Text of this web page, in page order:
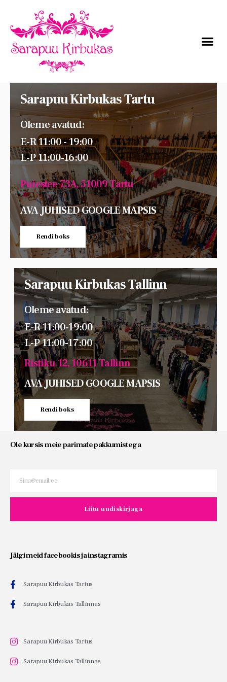
Sarapuu Kirbukas Tartu
Oleme avatud:
E-R 11:00 - 19:00
L-P 11:00-16:00
Puiestee 73A, 51009 Tartu
AVA JUHISED GOOGLE MAPSIS
Rendi boks
Sarapuu Kirbukas Tallinn
Oleme avatud:
E-R 11:00-19:00
L-P 11:00-17:00
Ristiku 12, 10611 Tallinn
AVA JUHISED GOOGLE MAPSIS
Rendi boks
Ole kursis meie parimate pakkumistega
Liitu uudiskirjaga
Jälgi meid facebookis ja instagramis
Sarapuu Kirbukas Tartus
Sarapuu Kirbukas Tallinnas
Sarapuu Kirbukas Tartus
Sarapuu Kirbukas Tallinnas